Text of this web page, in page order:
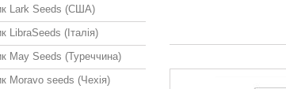
Lark Seeds (США)
LibraSeeds (Італія)
May Seeds (Туреччина)
Moravo seeds (Чехія)